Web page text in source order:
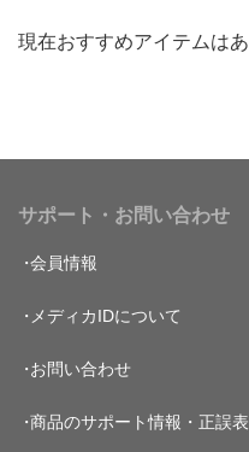
現在おすすめアイテムはあ
サポート・お問い合わせ
会員情報
メディカIDについて
お問い合わせ
商品のサポート情報・正誤表